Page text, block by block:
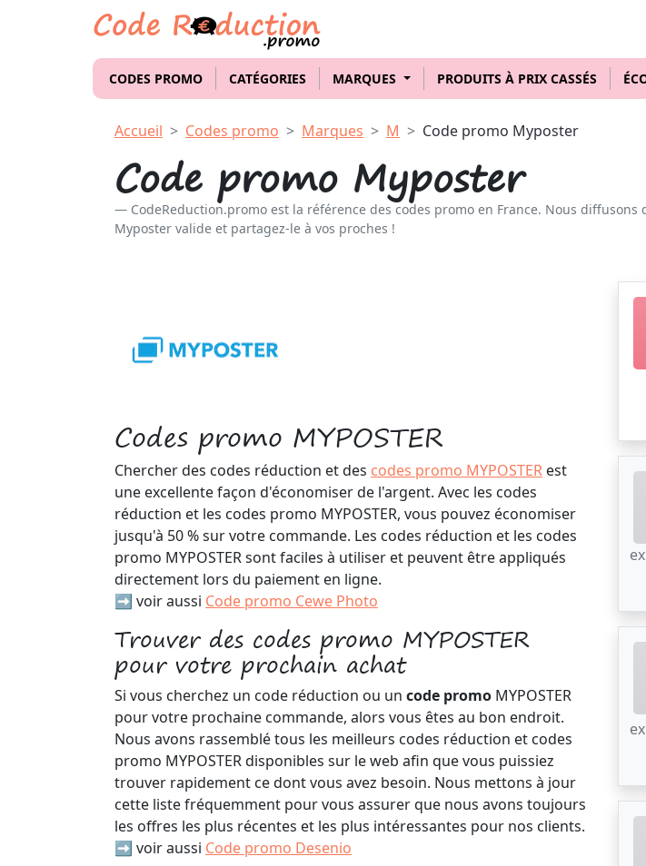
CODES PROMO CATÉGORIES MARQUES PRODUITS À PRIX CASSÉS
Accueil Codes promo Marques M Code promo Myposter
Code promo Myposter
CodeReduction.promo est la référence des codes promo en France. Nous
Myposter valide et partagez-le à vos proches !
Codes promo MYPOSTER
Chercher des codes réduction et des codes promo MYPOSTER est
une excellente façon d'économiser de l'argent. Avec les codes
réduction et les codes promo MYPOSTER, vous pouvez économiser
jusqu'à 50 % sur votre commande. Les codes réduction et les codes
promo MYPOSTER sont faciles à utiliser et peuvent être appliqués
directement lors du paiement en ligne.
➡️ voir aussi Code promo Cewe Photo
Trouver des codes promo MYPOSTER
pour votre prochain achat
Si vous cherchez un code réduction ou un code promo MYPOSTER
pour votre prochaine commande, alors vous êtes au bon endroit.
Nous avons rassemblé tous les meilleurs codes réduction et codes
promo MYPOSTER disponibles sur le web afin que vous puissiez
trouver rapidement ce dont vous avez besoin. Nous mettons à jour
cette liste fréquemment pour vous assurer que nous avons toujours
les offres les plus récentes et les plus intéressantes pour nos clients.
➡️ voir aussi Code promo Desenio